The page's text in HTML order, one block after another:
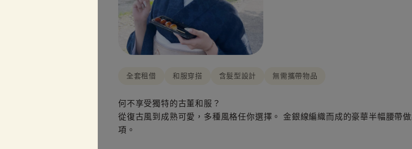
全套租借 和服穿搭 含髮型設計 無需攜帶物品
何不享受獨特的古董和服？
從復古風到成熟可愛，多種風格任你選擇。 金銀線編織而成的豪華半幅腰帶
項。